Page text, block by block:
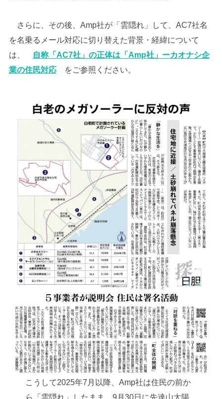
さらに、その後、Amp社が「雲隠れ」して、AC7社名
を名乗るメール対応に切り替えた背景・経緯について
は、
自称「AC7社」の正体は「Amp社」ーカオナシ企
業の住民対応をご参照ください。
こうして2025年7月以降、Amp社は住民の前か
ら「雲隠れ」したまま、9月30日に先達山太陽